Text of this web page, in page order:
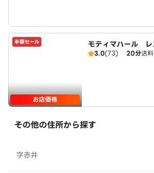
半額セール
お店価格
モティマハール
バー
3.0(73) 20分送料
その他の住所から探す
字赤井